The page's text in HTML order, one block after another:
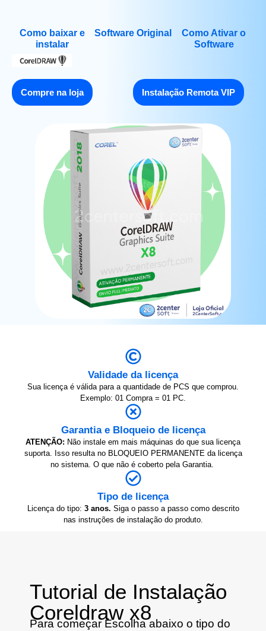
Como baixar e
instalar
Software Original
Como Ativar o
Software
Compre na loja Instalação Remota VIP
Validade da licença
Sua licença é válida para a quantidade de PCS que comprou.
Exemplo: 01 Compra = 01 PC.
Garantia e Bloqueio de licença
ATENÇÃO: Não instale em mais máquinas do que sua licença
suporta. Isso resulta no BLOQUEIO PERMANENTE da licença
no sistema. O que não é coberto pela Garantia.
Tipo de licença
Licença do tipo: 3 anos. Siga o passo a passo como descrito
nas instruções de instalação do produto.
Tutorial de Instalação
Coreldraw x8
Para começar Escolha abaixo o tipo do